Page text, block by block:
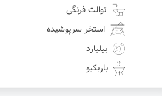
توالت فرنگی
استخر سرپوشیده
بیلیارد
باربکیو